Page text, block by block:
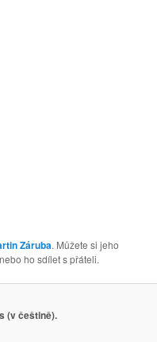
Záruba. Můžete si jeho
ho sdílet s přáteli.
(v češtině).